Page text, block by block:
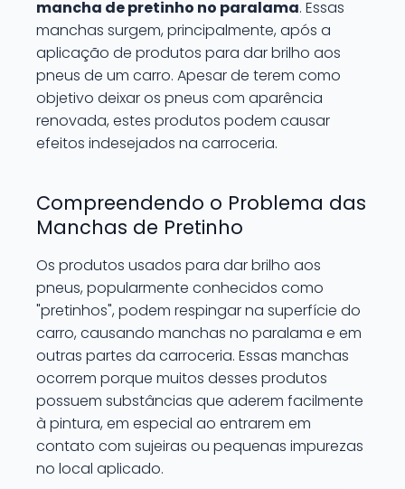
mancha de pretinho no paralama. Essas
manchas surgem, principalmente, após a
aplicação de produtos para dar brilho aos
pneus de um carro. Apesar de terem como
objetivo deixar os pneus com aparência
renovada, estes produtos podem causar
efeitos indesejados na carroceria.
Compreendendo o Problema das
Manchas de Pretinho
Os produtos usados para dar brilho aos
pneus, popularmente conhecidos como
"pretinhos", podem respingar na superfície do
carro, causando manchas no paralama e em
outras partes da carroceria. Essas manchas
ocorrem porque muitos desses produtos
possuem substâncias que aderem facilmente
à pintura, em especial ao entrarem em
contato com sujeiras ou pequenas impurezas
no local aplicado.